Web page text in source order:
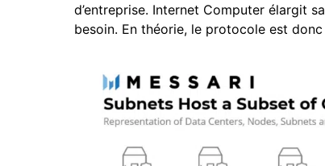
d’entreprise. Internet Computer élargit sa
besoin. En théorie, le protocole est donc